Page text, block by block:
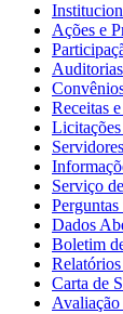
Ações e
Auditorias
Receitas
Servidores
Serviço
Dados
Boletim
Carta de